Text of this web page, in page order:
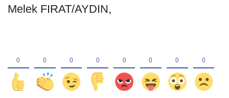
Melek FIRAT/AYDIN,